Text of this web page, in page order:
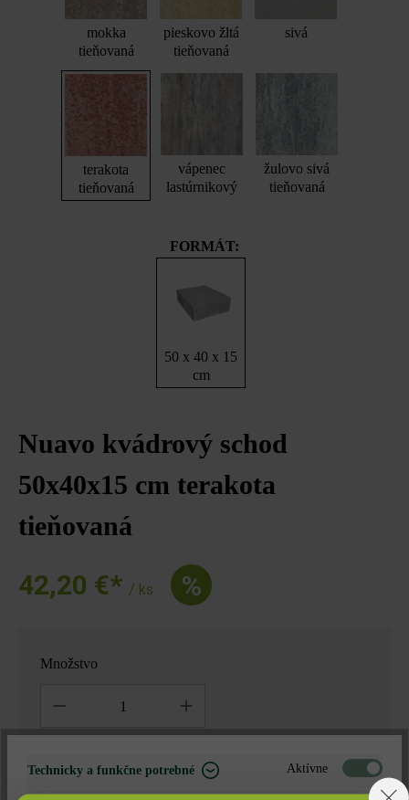
mokka
tieňovaná
pieskovo žltá
tieňovaná
sivá
terakota
tieňovaná
vápenec
lastúrnikový
žulovo sivá
tieňovaná
FORMÁT:
50 x 40 x 15
cm
Nuavo kvádrový schod
50x40x15 cm terakota
tieňovaná
42,20 €* / ks %
Množstvo
Technicky a funkčne potrebné Aktívne